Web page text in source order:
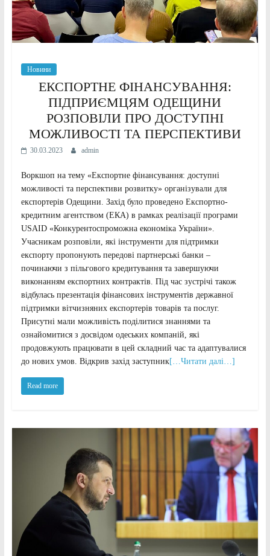
Новини
ЕКСПОРТНЕ ФІНАНСУВАННЯ:
ПІДПРИЄМЦЯМ ОДЕЩИНИ
РОЗПОВІЛИ ПРО ДОСТУПНІ
МОЖЛИВОСТІ ТА ПЕРСПЕКТИВИ
30.03.2023 admin
Воркшоп на тему «Експортне фінансування: доступні
можливості та перспективи розвитку» організували для
експортерів Одещини. Захід було проведено Експортно-
кредитним агентством (ЕКА) в рамках реалізації програми
USAID «Конкурентоспроможна економіка України».
Учасникам розповіли, які інструменти для підтримки
експорту пропонують передові партнерські банки –
починаючи з пільгового кредитування та завершуючи
виконанням експортних контрактів. Під час зустрічі також
відбулась презентація фінансових інструментів державної
підтримки вітчизняних експортерів товарів та послуг.
Присутні мали можливість поділитися знаннями та
ознайомитися з досвідом одеських компаній, які
продовжують працювати в цей складний час та адаптувалися
до нових умов. Відкрив захід заступник[…Читати далі…]
Read more